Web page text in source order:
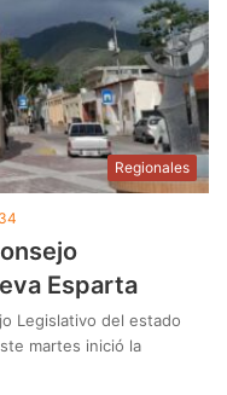
Regionales
Esparta
Legislativo del estado
martes inició la